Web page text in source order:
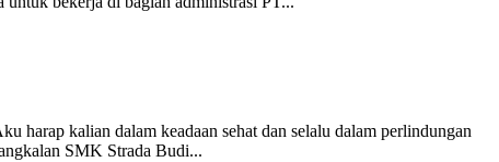
harap kalian dalam keadaan sehat dan selalu dalam perlindungan
SMK Strada Budi...